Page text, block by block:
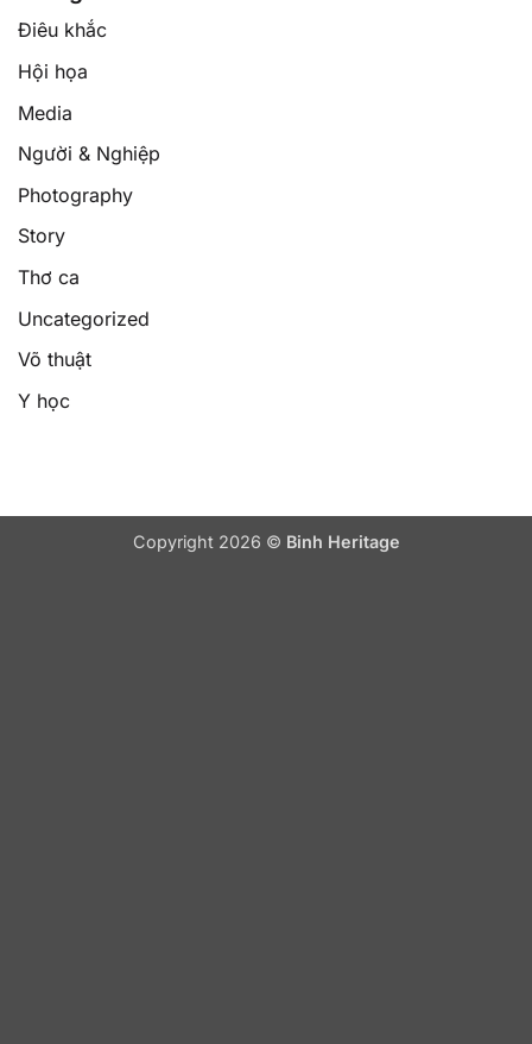
Điêu khắc
Hội họa
Media
Người & Nghiệp
Photography
Story
Thơ ca
Uncategorized
Võ thuật
Y học
Copyright 2026 © Binh Heritage